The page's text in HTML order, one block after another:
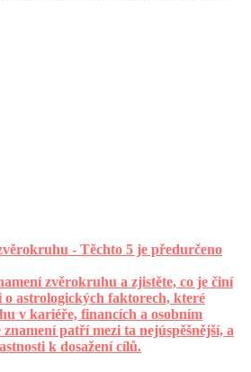
- Těchto 5 je předurčeno
zvěrokruhu a zjistěte, co je činí
o astrologických faktorech, které
v kariéře, financích a osobním
patří mezi ta nejúspěšnější, a
k dosažení cílů.